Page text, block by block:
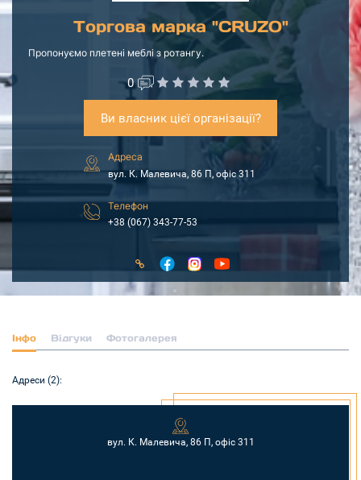
Торгова марка "CRUZO"
Пропонуємо плетені меблі з ротангу.
0
Ви власник цієї організації?
Адреса
вул. К. Малевича, 86 П, офіс 311
Телефон
+38 (067) 343-77-53
Інфо Відгуки Фотогалерея
Адреси (2):
вул. К. Малевича, 86 П, офіс 311